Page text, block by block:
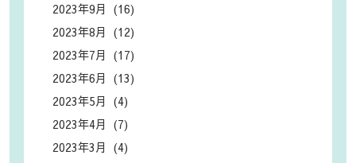
2023年9月 (16)
2023年8月 (12)
2023年7月 (17)
2023年6月 (13)
2023年5月 (4)
2023年4月 (7)
2023年3月 (4)